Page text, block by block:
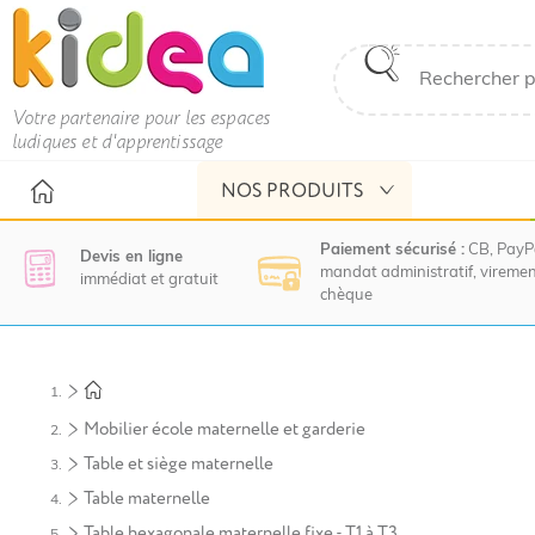
Votre partenaire pour les espaces
ludiques et d'apprentissage
NOS PRODUITS
Devis en ligne
immédiat et gratuit
Paiement sécurisé : CB,
mandat administratif,
chèque
invitons
contacter
le
service
commercial
Mobilier école maternelle et garderie
Table et siège maternelle
Table maternelle